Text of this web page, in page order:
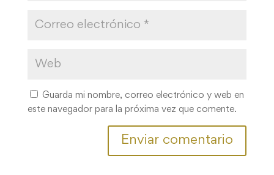
Guarda mi nombre, correo electrónico y web en
este navegador para la próxima vez que comente.